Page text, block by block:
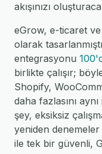
akışınızı
eGrow, e-ticaret
olarak
entegrasyonu
birlikte çalışır;
Shopify,
daha fazlasını
şey, eksiksiz
yeniden
ile tek bir güvenli,